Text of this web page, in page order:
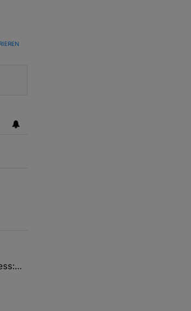
ZU WERDEN, WENN NEUE KOMMENTARE VERÖFFENTLICHT
7 days.
könnte Goldpreis weiter belasten" mit 5
Calls bei Situational Awareness: Alles